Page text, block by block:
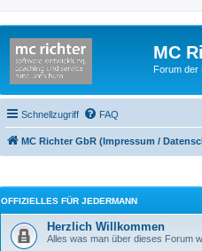
MC
Forum der
Schnellzugriff FAQ
MC Richter GbR (Impressum /
OFFIZIELLES FÜR JEDERMANN
Herzlich Willkommen
Alles was man über dieses Forum